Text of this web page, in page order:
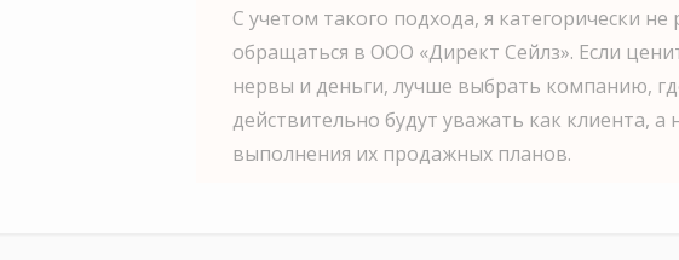
С учетом такого подхода, я категорически
обращаться в ООО «Директ Сейлз». Если
нервы и деньги, лучше выбрать компанию,
действительно будут уважать как клиента, а
выполнения их продажных планов.